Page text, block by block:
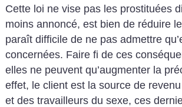
Cette loi ne vise pas les prostituées
moins annoncé, est bien de réduire
paraît difficile de ne pas admettre
concernées. Faire fi de ces
elles ne peuvent qu’augmenter la
effet, le client est la source de
et des travailleurs du sexe, ces